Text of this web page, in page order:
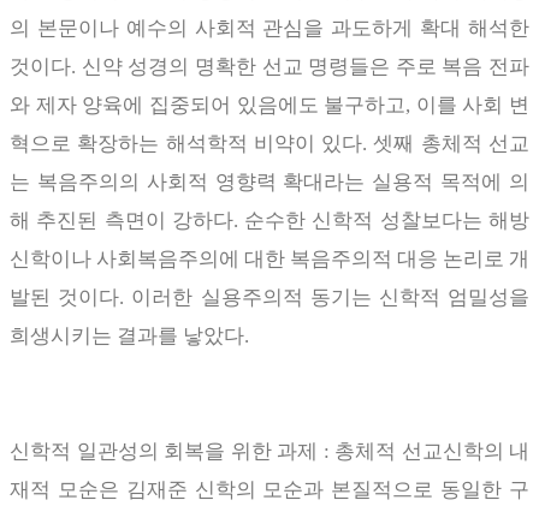
의 본문이나 예수의 사회적 관심을 과도하게 확대 해석한
것이다. 신약 성경의 명확한 선교 명령들은 주로 복음 전파
와 제자 양육에 집중되어 있음에도 불구하고, 이를 사회 변
혁으로 확장하는 해석학적 비약이 있다.셋째 총체적 선교
는 복음주의의 사회적 영향력 확대라는 실용적 목적에 의
해 추진된 측면이 강하다. 순수한 신학적 성찰보다는 해방
신학이나 사회복음주의에 대한 복음주의적 대응 논리로 개
발된 것이다. 이러한 실용주의적 동기는 신학적 엄밀성을
희생시키는 결과를 낳았다.
신학적 일관성의 회복을 위한 과제 : 총체적 선교신학의 내
재적 모순은 김재준 신학의 모순과 본질적으로 동일한 구